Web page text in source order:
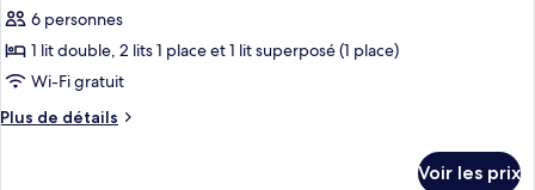
chambre
pour
ce
type
chambre :
6 personnes
1 lit double, 2 lits 1 place et 1 lit superposé (1 place)
Wi-Fi gratuit
Plus de détails
Plus
Voir les prix